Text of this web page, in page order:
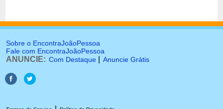
Sobre o EncontraJoãoPessoa
Fale com EncontraJoãoPessoa
ANUNCIE: Com Destaque Anuncie Grátis